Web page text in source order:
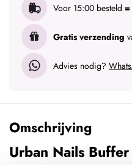
Voor 15:00 besteld =
Gratis verzending
Advies nodig?
Omschrijving
Urban Nails